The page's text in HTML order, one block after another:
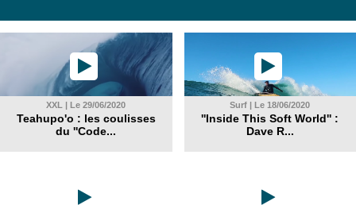
XXL | Le 29/06/2020
Teahupo'o : les coulisses
du ''Code...
Surf | Le 18/06/2020
''Inside This Soft World'' :
Dave R...